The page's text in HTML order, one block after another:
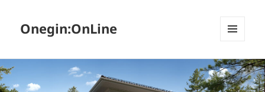
Onegin:OnLine
ВИДЖЕТЫ